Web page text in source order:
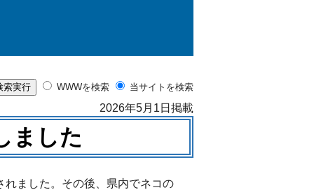
WWWを検索 当サイトを検索
2026年5月1日掲載
ました
ました。その後、県内でネコの